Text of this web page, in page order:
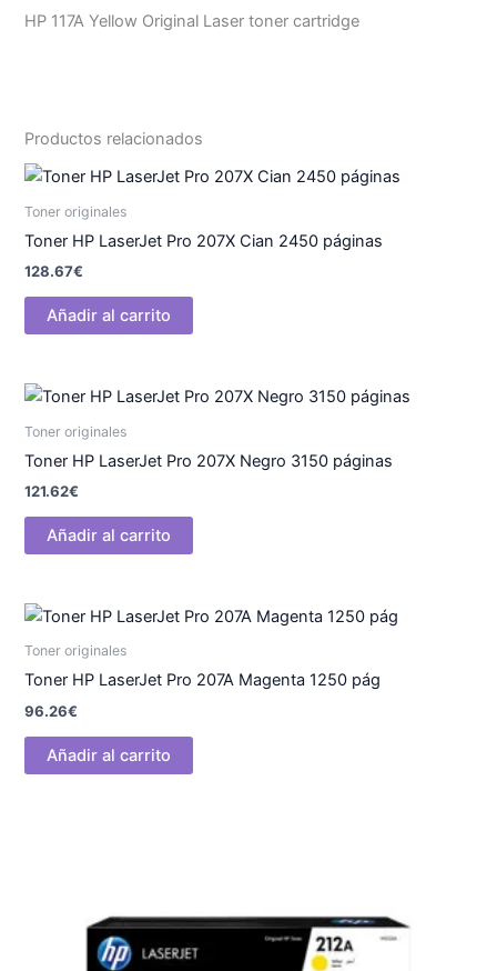
HP 117A Yellow Original Laser toner cartridge
Productos relacionados
Toner originales
Toner HP LaserJet Pro 207X Cian 2450 páginas
128.67€
Añadir al carrito
Toner originales
Toner HP LaserJet Pro 207X Negro 3150 páginas
121.62€
Añadir al carrito
Toner originales
Toner HP LaserJet Pro 207A Magenta 1250 pág
96.26€
Añadir al carrito